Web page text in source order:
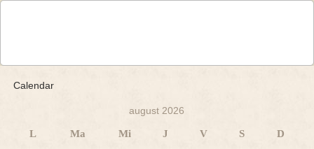
Calendar
august 2026
L Ma Mi J V S
D